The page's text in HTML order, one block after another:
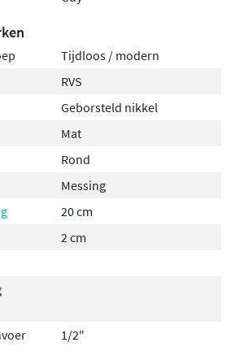
kwaliteit
draagt het Belgaqua
gecontroleerde kwaliteit en
dus zeker van zijn dat je een
product in huis haalt dat
Europese normen. De standaard
standaard leidingsystemen.
Tijdloos / modern
RVS
Geborsteld nikkel
Mat
Rond
Messing
20 cm
2 cm
1/2"